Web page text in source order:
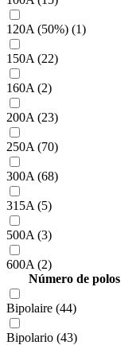
120A (50%) (1)
150A (22)
160A (2)
200A (23)
250A (70)
300A (68)
315A (5)
500A (3)
600A (2)
Número de polos
Bipolaire (44)
Bipolario (43)